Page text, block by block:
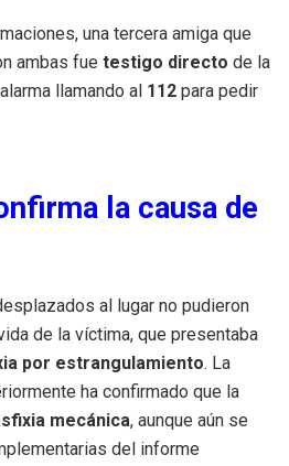
una tercera amiga que
ambas fue testigo directo de la
llamando al 112 para pedir
la causa de
al lugar no pudieron
de la víctima, que presentaba
por estrangulamiento. La
ha confirmado que la
mecánica, aunque aún se
del informe